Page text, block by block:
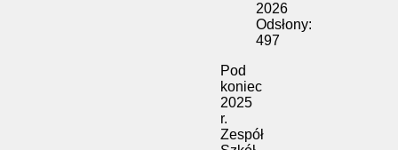
2026
Odsłony:
497
Pod
koniec
2025
r.
Zespół